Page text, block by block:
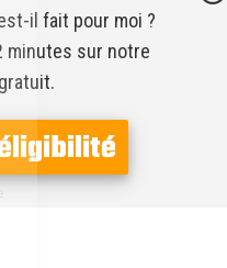
il fait pour moi ?
minutes sur notre
ou
là pour te suivre tout au long de ta
sur le lien 'Préférences de